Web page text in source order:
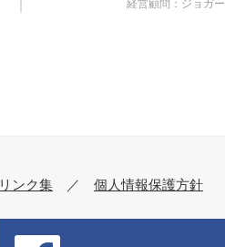
経営顧問：ジョガ
リンク集 ／ 個人情報保護方針